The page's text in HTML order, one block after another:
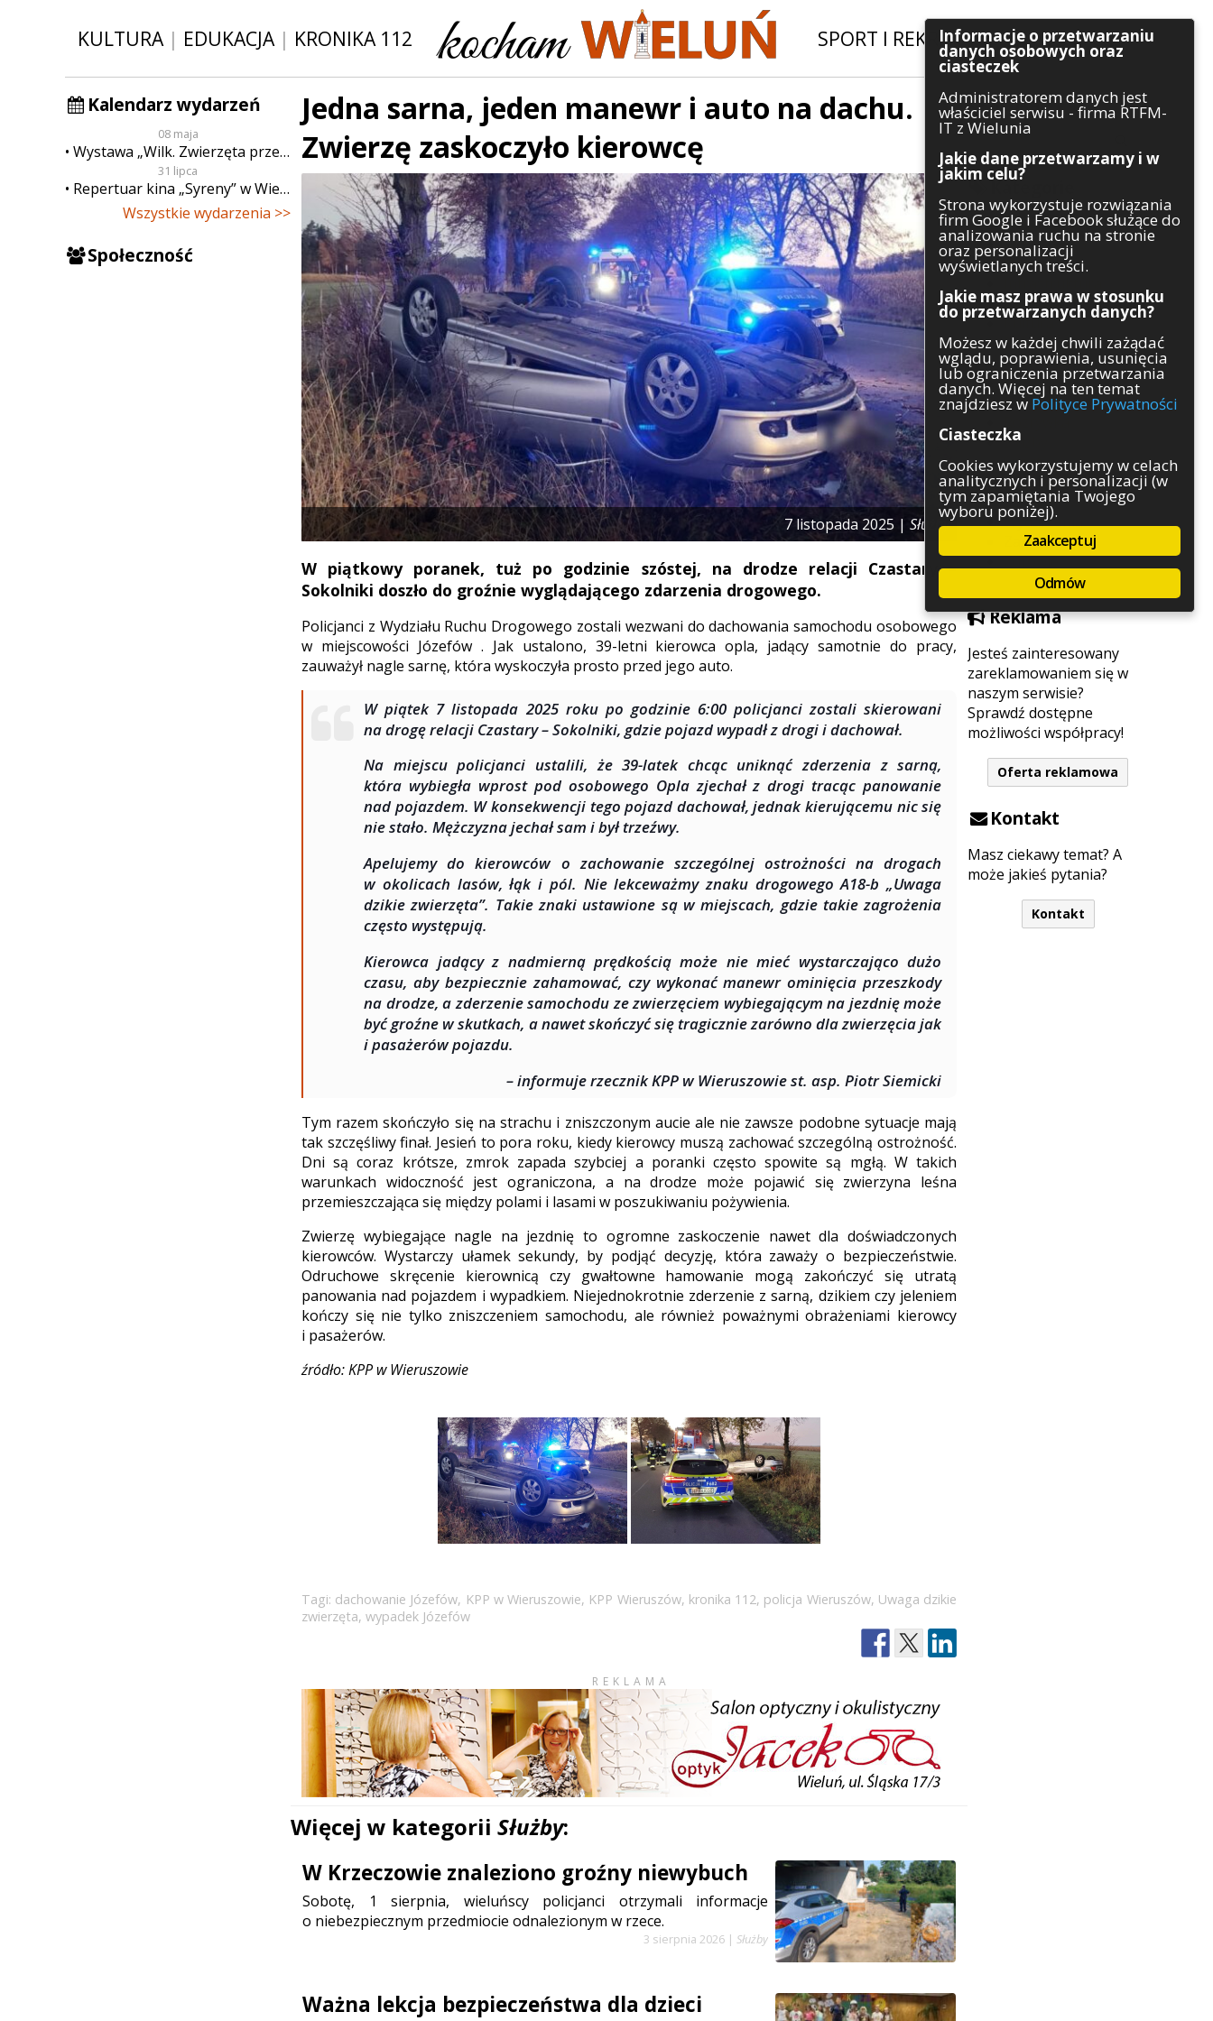
KULTURA| EDUKACJA| KRONIKA 112 SPORT I REKREACJA|INWESTYCJE
Kalendarz wydarzeń
08 maja
Wystawa „Wilk. Zwierzęta przeklęte”
31 lipca
Repertuar kina „Syreny” w Wieluniu w dn. od 31 lipca do 6 sierpnia
Wszystkie wydarzenia >>
Społeczność
Szukaj
Kategorie
Architektura
Gospodarka
Handel
Komunikaty
Kultura
Polityka
Pozostałe
Psychologia
Rolnictwo
Służby
Sport
Środowisko
Szkolnictwo
Wydarzenia
Zapowiedzi
Zdrowie
Reklama
Jesteś zainteresowany
zareklamowaniem się w
naszym serwisie?
Sprawdź dostępne
możliwości współpracy!
Oferta reklamowa
Kontakt
Masz ciekawy temat? A
może jakieś pytania?
Kontakt
Jedna sarna, jeden manewr i auto na dachu.
Zwierzę zaskoczyło kierowcę
7 listopada 2025 |Służby
W piątkowy poranek, tuż po godzinie szóstej, na drodze relacji Czastary –
Sokolniki doszło do groźnie wyglądającego zdarzenia drogowego.
Policjanci z Wydziału Ruchu Drogowego zostali wezwani do dachowania samochodu osobowego
w miejscowości Józefów . Jak ustalono, 39-letni kierowca opla, jadący samotnie do pracy,
zauważył nagle sarnę, która wyskoczyła prosto przed jego auto.
W piątek 7 listopada 2025 roku po godzinie 6:00 policjanci zostali skierowani
na drogę relacji Czastary – Sokolniki, gdzie pojazd wypadł z drogi i dachował.
Na miejscu policjanci ustalili, że 39-latek chcąc uniknąć zderzenia z sarną,
która wybiegła wprost pod osobowego Opla zjechał z drogi tracąc panowanie
nad pojazdem. W konsekwencji tego pojazd dachował, jednak kierującemu nic się
nie stało. Mężczyzna jechał sam i był trzeźwy.
Apelujemy do kierowców o zachowanie szczególnej ostrożności na drogach
w okolicach lasów, łąk i pól. Nie lekceważmy znaku drogowego A18-b „Uwaga
dzikie zwierzęta”. Takie znaki ustawione są w miejscach, gdzie takie zagrożenia
często występują.
Kierowca jadący z nadmierną prędkością może nie mieć wystarczająco dużo
czasu, aby bezpiecznie zahamować, czy wykonać manewr ominięcia przeszkody
na drodze, a zderzenie samochodu ze zwierzęciem wybiegającym na jezdnię może
być groźne w skutkach, a nawet skończyć się tragicznie zarówno dla zwierzęcia jak
i pasażerów pojazdu.
– informuje rzecznik KPP w Wieruszowie st. asp. Piotr Siemicki
Tym razem skończyło się na strachu i zniszczonym aucie ale nie zawsze podobne sytuacje mają
tak szczęśliwy finał. Jesień to pora roku, kiedy kierowcy muszą zachować szczególną ostrożność.
Dni są coraz krótsze, zmrok zapada szybciej a poranki często spowite są mgłą. W takich
warunkach widoczność jest ograniczona, a na drodze może pojawić się zwierzyna leśna
przemieszczająca się między polami i lasami w poszukiwaniu pożywienia.
Zwierzę wybiegające nagle na jezdnię to ogromne zaskoczenie nawet dla doświadczonych
kierowców. Wystarczy ułamek sekundy, by podjąć decyzję, która zaważy o bezpieczeństwie.
Odruchowe skręcenie kierownicą czy gwałtowne hamowanie mogą zakończyć się utratą
panowania nad pojazdem i wypadkiem. Niejednokrotnie zderzenie z sarną, dzikiem czy jeleniem
kończy się nie tylko zniszczeniem samochodu, ale również poważnymi obrażeniami kierowcy
i pasażerów.
źródło: KPP w Wieruszowie
Tagi: dachowanie Józefów, KPP w Wieruszowie, KPP Wieruszów, kronika 112, policja Wieruszów, Uwaga dzikie
zwierzęta, wypadek Józefów
REKLAMA
Więcej w kategorii Służby:
W Krzeczowie znaleziono groźny niewybuch
Sobotę, 1 sierpnia, wieluńscy policjanci otrzymali informacje
o niebezpiecznym przedmiocie odnalezionym w rzece.
3 sierpnia 2026 | Służby
Ważna lekcja bezpieczeństwa dla dzieci
Informacje o przetwarzaniu
danych osobowych oraz
ciasteczek
Administratorem danych jest
właściciel serwisu - firma RTFM-
IT z Wielunia
Jakie dane przetwarzamy i w
jakim celu?
Strona wykorzystuje rozwiązania
firm Google i Facebook służące do
analizowania ruchu na stronie
oraz personalizacji
wyświetlanych treści.
Jakie masz prawa w stosunku
do przetwarzanych danych?
Możesz w każdej chwili zażądać
wglądu, poprawienia, usunięcia
lub ograniczenia przetwarzania
danych. Więcej na ten temat
znajdziesz w Polityce Prywatności
Ciasteczka
Cookies wykorzystujemy w celach
analitycznych i personalizacji (w
tym zapamiętania Twojego
wyboru poniżej).
Zaakceptuj
Odmów